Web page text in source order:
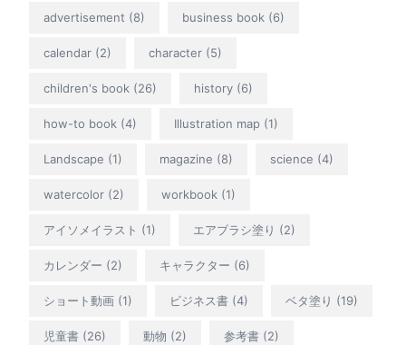
advertisement (8) business book (6)
calendar (2) character (5)
children's book (26) history (6)
how-to book (4) Illustration map (1)
Landscape (1) magazine (8) science (4)
watercolor (2) workbook (1)
アイソメイラスト (1) エアブラシ塗り (2)
カレンダー (2) キャラクター (6)
ショート動画 (1) ビジネス書 (4) ベタ塗り (19)
児童書 (26) 動物 (2) 参考書 (2)